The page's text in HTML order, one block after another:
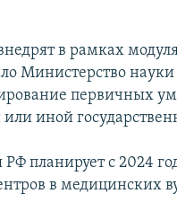
в рамках
Министерство
первичных
иной
планирует с 2024
в медицинских